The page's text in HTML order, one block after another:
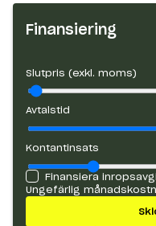
Finansiering
Slutpris (exkl. moms)
Avtalstid
Kontantinsats
Finansiera
Ungefärlig